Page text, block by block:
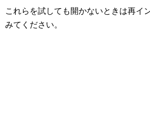
これらを試しても開かないときは再イ
みてください。